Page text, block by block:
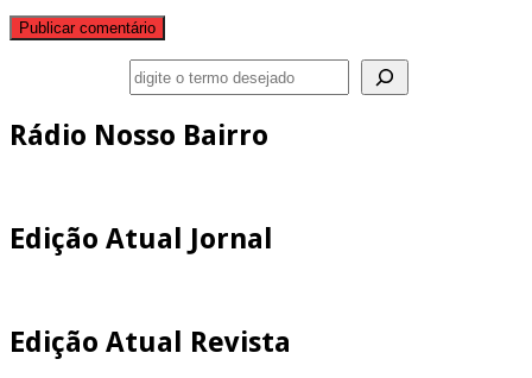
Rádio Nosso Bairro
Edição Atual Jornal
Edição Atual Revista